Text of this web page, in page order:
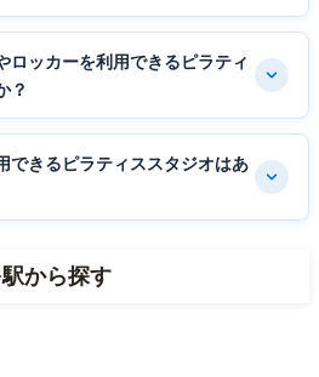
ロッカーを利用できるピラティ
？
できるピラティススタジオはあ
から探す